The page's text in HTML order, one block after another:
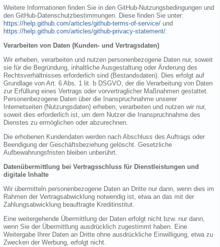
Weitere Informationen finden Sie in den GitHub-Nutzungsbedingungen und
den GitHub-Datenschutzbestimmungen. Diese finden Sie unter:
https://help.github.com/articles/github-terms-of-service/ und
https://help.github.com/articles/github-privacy-statement/.
Verarbeiten von Daten (Kunden- und Vertragsdaten)
Wir erheben, verarbeiten und nutzen personenbezogene Daten nur, soweit
sie für die Begründung, inhaltliche Ausgestaltung oder Änderung des
Rechtsverhältnisses erforderlich sind (Bestandsdaten). Dies erfolgt auf
Grundlage von Art. 6 Abs. 1 lit. b DSGVO, der die Verarbeitung von Daten
zur Erfüllung eines Vertrags oder vorvertraglicher Maßnahmen gestattet.
Personenbezogene Daten über die Inanspruchnahme unserer
Internetseiten (Nutzungsdaten) erheben, verarbeiten und nutzen wir nur,
soweit dies erforderlich ist, um dem Nutzer die Inanspruchnahme des
Dienstes zu ermöglichen oder abzurechnen.
Die erhobenen Kundendaten werden nach Abschluss des Auftrags oder
Beendigung der Geschäftsbeziehung gelöscht. Gesetzliche
Aufbewahrungsfristen bleiben unberührt.
Datenübermittlung bei Vertragsschluss für Dienstleistungen und
digitale Inhalte
Wir übermitteln personenbezogene Daten an Dritte nur dann, wenn dies im
Rahmen der Vertragsabwicklung notwendig ist, etwa an das mit der
Zahlungsabwicklung beauftragte Kreditinstitut.
Eine weitergehende Übermittlung der Daten erfolgt nicht bzw. nur dann,
wenn Sie der Übermittlung ausdrücklich zugestimmt haben. Eine
Weitergabe Ihrer Daten an Dritte ohne ausdrückliche Einwilligung, etwa zu
Zwecken der Werbung, erfolgt nicht.